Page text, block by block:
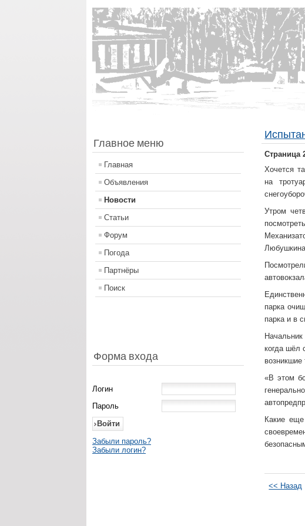
Главное меню
Главная
Объявления
Новости
Статьи
Форум
Погода
Партнёры
Поиск
Форма входа
Логин
Пароль
Забыли пароль?
Забыли логин?
Страница
Хочется
на
Утром
парка
парка и в
когда шёл
«В этом
Какие
<< Назад